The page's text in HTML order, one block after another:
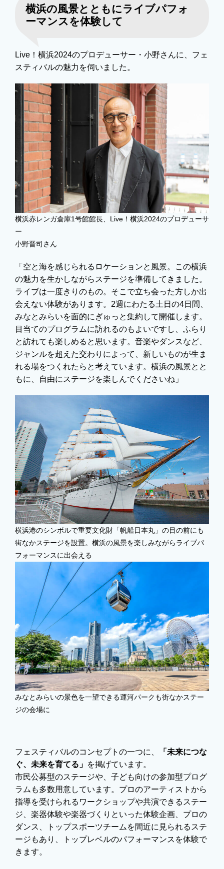
横浜の風景とともにライブパフォ
ーマンスを体験して
Live！横浜2024のプロデューサー・小野さんに、フェ
スティバルの魅力を伺いました。
横浜赤レンガ倉庫1号館館長、Live！横浜2024のプロデューサ
ー
小野晋司さん
「空と海を感じられるロケーションと風景。この横浜
の魅力を生かしながらステージを準備してきました。
ライブは一度きりのもの。そこで立ち会った方しか出
会えない体験があります。2週にわたる土日の4日間、
みなとみらいを面的にぎゅっと集約して開催します。
目当てのプログラムに訪れるのもよいですし、ふらり
と訪れても楽しめると思います。音楽やダンスなど、
ジャンルを超えた交わりによって、新しいものが生ま
れる場をつくれたらと考えています。横浜の風景とと
もに、自由にステージを楽しんでくださいね」
横浜港のシンボルで重要文化財「帆船日本丸」の目の前にも
街なかステージを設置。横浜の風景を楽しみながらライブパ
フォーマンスに出会える
みなとみらいの景色を一望できる運河パークも街なかステー
ジの会場に
フェスティバルのコンセプトの一つに、
「未来につな
ぐ、未来を育てる」 を掲げています。
市民公募型のステージや、子ども向けの参加型プログ
ラムも多数用意しています。プロのアーティストから
指導を受けられるワークショップや共演できるステー
ジ、楽器体験や楽器づくりといった体験企画、プロの
ダンス、トップスポーツチームを間近に見られるステ
ージもあり、トップレベルのパフォーマンスを体験で
きます。